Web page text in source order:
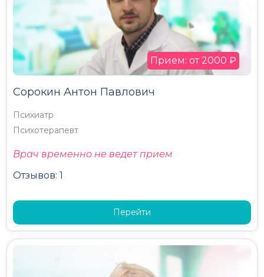
Сорокин Антон Павлович
Психиатр
Психотерапевт
Врач временно не ведет прием
Отзывов: 1
Прием: от 2000 ₽
Перейти